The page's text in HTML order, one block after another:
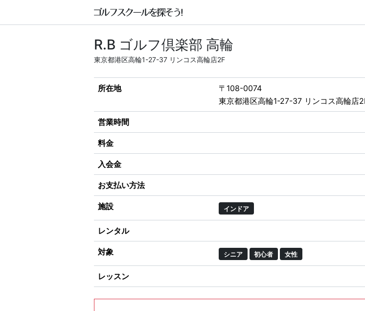
R.B ゴルフ倶楽部 高輪
東京都港区高輪1-27-37 リンコス高輪店2F
所在地
〒108-0074
東京都港区高輪1-27-37 リンコス高輪店
営業時間
料金
入会金
お支払い方法
施設 インドア
レンタル
対象 シニア 初心者 女性
レッスン